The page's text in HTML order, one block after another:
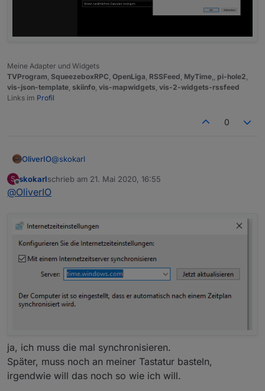
Meine Adapter und Widgets
TVProgram SqueezeboxRPC OpenLiga RSSFeed MyTime pi-hole2
vis-json-template skiinfo vis-mapwidgets vis-2-widgets-rssfeed
Links im Profil
0
OliverIO@skokarl
für zeitservices kann man hier nachschauen.
der windowszeitserver manchmal nicht erreichbar ist.
S
Offline
skokarlschrieb am 21. Mai 2020, 16:55
zuletzt editiert von
@OliverIO
ja, ich muss die mal synchronisieren.
Später, muss noch an meiner Tastatur basteln,
irgendwie will das noch so wie ich will.